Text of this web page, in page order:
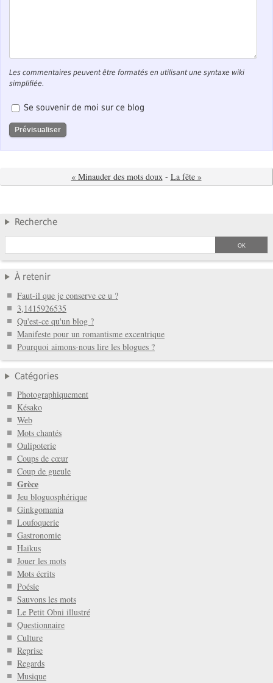
Les commentaires peuvent être formatés en utilisant une syntaxe wiki
simplifiée.
Se souvenir de moi sur ce blog
« Minauder des mots doux - La fête »
Recherche
À retenir
Faut-il que je conserve ce u ?
3,1415926535
Qu'est-ce qu'un blog ?
Manifeste pour un romantisme excentrique
Pourquoi aimons-nous lire les blogues ?
Catégories
Photographiquement
Késako
Web
Mots chantés
Oulipoterie
Coups de cœur
Coup de gueule
Grèce
Jeu bloguosphérique
Ginkgomania
Loufoquerie
Gastronomie
Haïkus
Jouer les mots
Mots écrits
Poésie
Sauvons les mots
Le Petit Obni illustré
Questionnaire
Culture
Reprise
Regards
Musique